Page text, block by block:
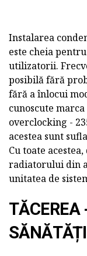
Instalarea
este cheia
utilizatorii.
posibilă fără
fără a înlocui
cunoscute
overclocking -
acestea sunt
Cu toate
radiatorului din
unitatea de